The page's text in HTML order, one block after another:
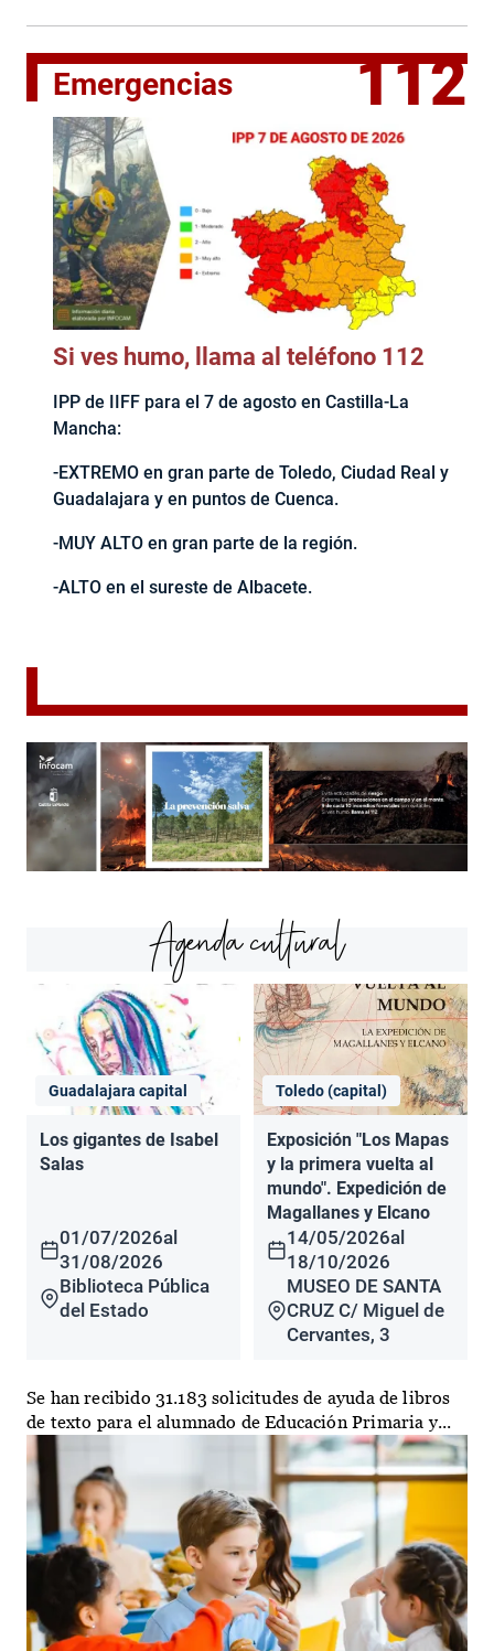
Emergencias 112
Si ves humo, llama al teléfono 112
IPP de IIFF para el 7 de agosto en Castilla-La
Mancha:
-EXTREMO en gran parte de Toledo, Ciudad Real y
Guadalajara y en puntos de Cuenca.
-MUY ALTO en gran parte de la región.
-ALTO en el sureste de Albacete.
Agenda cultural
Guadalajara capital
Los gigantes de Isabel
Salas
01/07/2026al
31/08/2026
Biblioteca Pública
del Estado
Toledo (capital)
Exposición "Los Mapas
y la primera vuelta al
mundo". Expedición de
Magallanes y Elcano
14/05/2026al
18/10/2026
MUSEO DE SANTA
CRUZ C/ Miguel de
Cervantes, 3
Se han recibido 31.183 solicitudes de ayuda de libros
de texto para el alumnado de Educación Primaria y...